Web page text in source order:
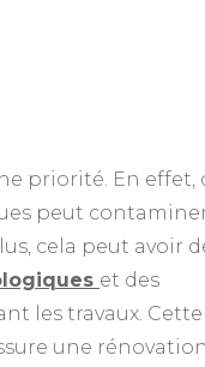
priorité. En effet,
peut
cela peut avoir
et des
les travaux. Cette
une rénovation